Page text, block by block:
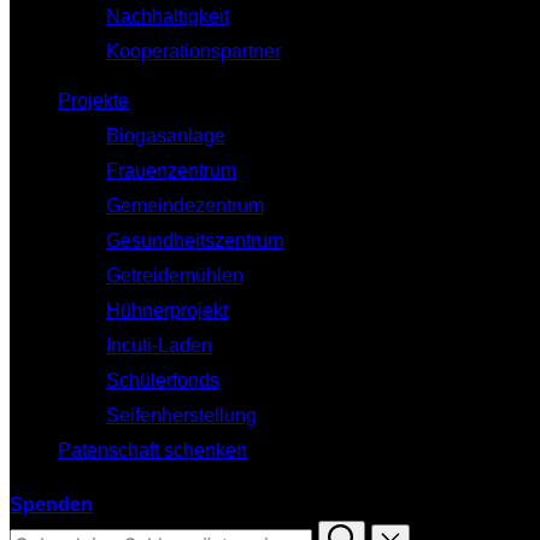
Nachhaltigkeit
Kooperationspartner
Projekte
Biogasanlage
Frauenzentrum
Gemeindezentrum
Gesundheitszentrum
Getreidemühlen
Hühnerprojekt
Incuti-Laden
Schülerfonds
Seifenherstellung
Patenschaft schenken
Spenden